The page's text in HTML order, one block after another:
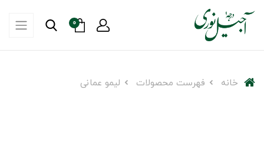
0
خانه فهرست محصولات لیمو عمانی